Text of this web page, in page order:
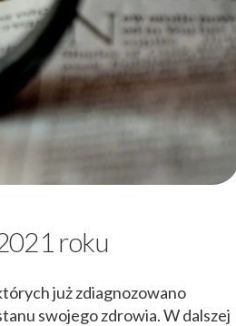
roku
już zdiagnozowano
swojego zdrowia. W dalszej